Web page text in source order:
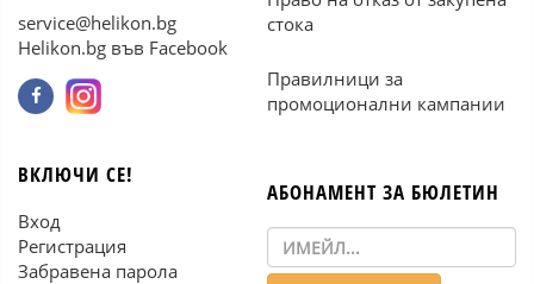
service@helikon.bg
Helikon.bg във Facebook
стока
Правилници за
промоционални кампании
ВКЛЮЧИ СЕ!
Вход
Регистрация
Забравена парола
АБОНАМЕНТ ЗА БЮЛЕТИН